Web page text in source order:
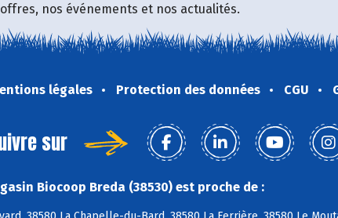
nos événements et nos actualités.
légales Protection des données CGU
sur
Biocoop Breda (38530) est proche de :